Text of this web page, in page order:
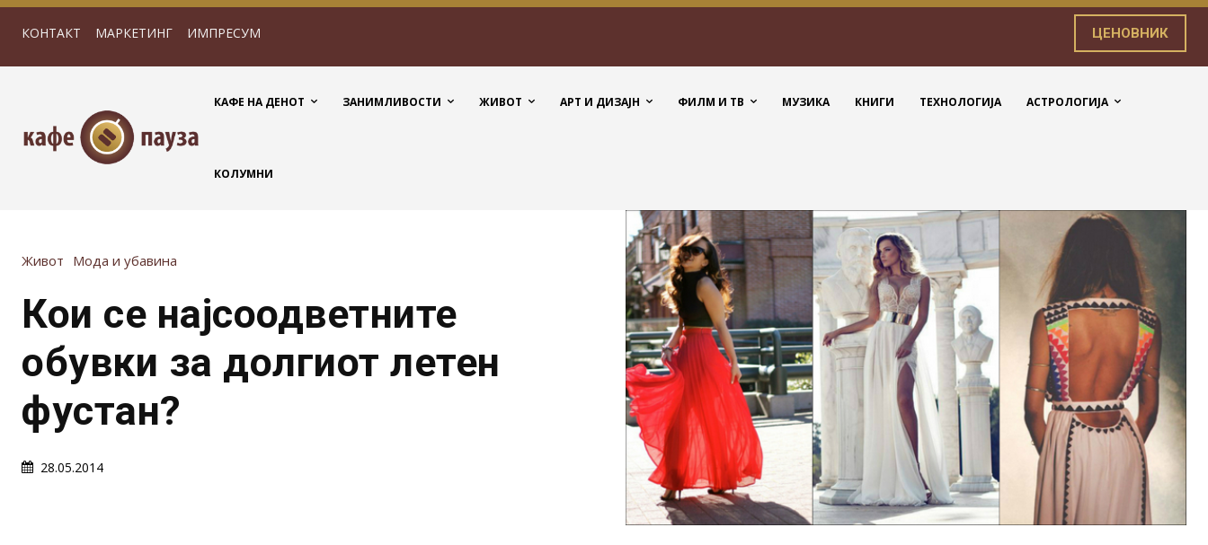
КОНТАКТ МАРКЕТИНГ ИМПРЕСУМ ЦЕНОВНИК
КАФЕ НА ДЕНОТ ЗАНИМЛИВОСТИ ЖИВОТ АРТ И ДИЗАЈН ФИЛМ И ТВ МУЗИКА КНИГИ ТЕХНОЛОГИЈА АСТРОЛОГИЈА
КОЛУМНИ
Живот Мода и убавина
Кои се најсоодветните
обувки за долгиот летен
фустан?
28.05.2014